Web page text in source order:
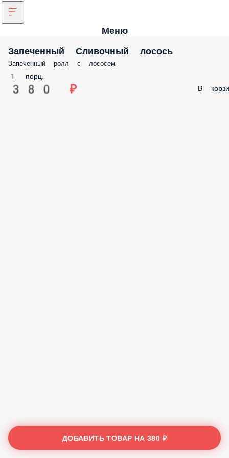
Меню
Запеченный Сливочный лосось
Запеченный ролл с лососем
1 порц.
380 ₽ В
ДОБАВИТЬ ТОВАР НА380 ₽